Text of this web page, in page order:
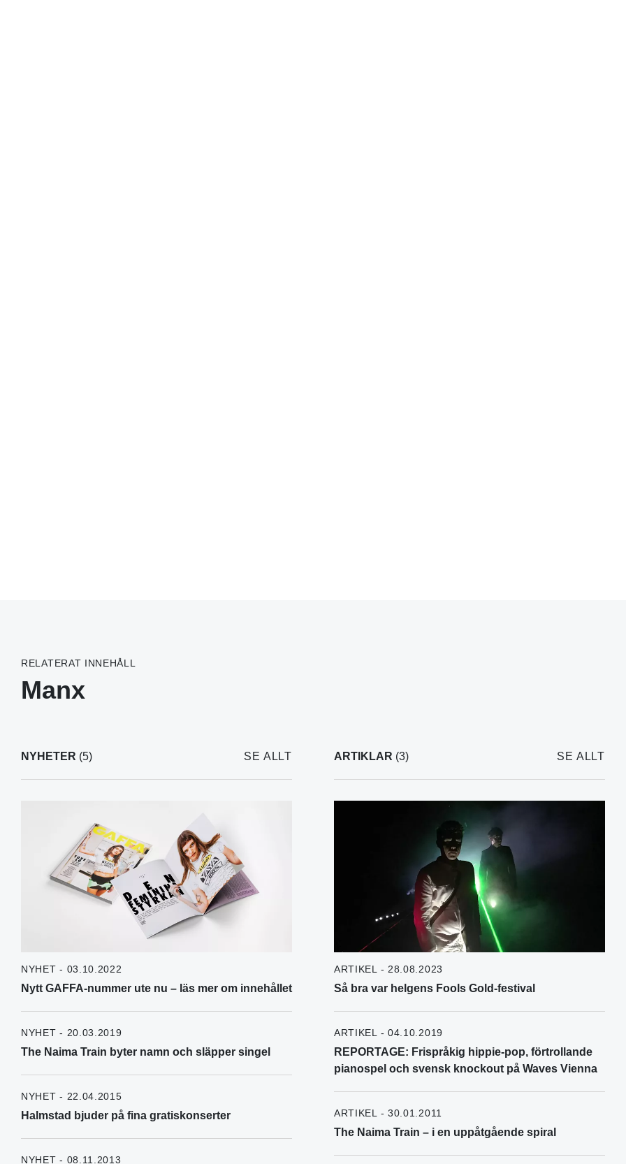
RELATERAT INNEHÅLL
Manx
NYHETER (5) SE ALLT
NYHET - 03.10.2022
Nytt GAFFA-nummer ute nu – läs mer om innehållet
NYHET - 20.03.2019
The Naima Train byter namn och släpper singel
NYHET - 22.04.2015
Halmstad bjuder på fina gratiskonserter
NYHET - 08.11.2013
ARTIKLAR (3) SE ALLT
ARTIKEL - 28.08.2023
Så bra var helgens Fools Gold-festival
ARTIKEL - 04.10.2019
REPORTAGE: Frispråkig hippie-pop, förtrollande
pianospel och svensk knockout på Waves Vienna
ARTIKEL - 30.01.2011
The Naima Train – i en uppåtgående spiral